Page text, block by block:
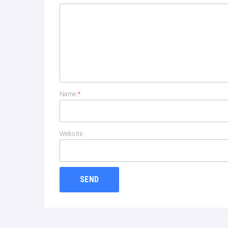
Name*
Website